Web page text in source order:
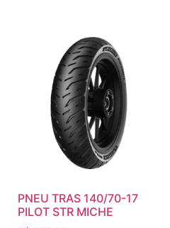
PNEU TRAS 140/70-17
PILOT STR MICHE